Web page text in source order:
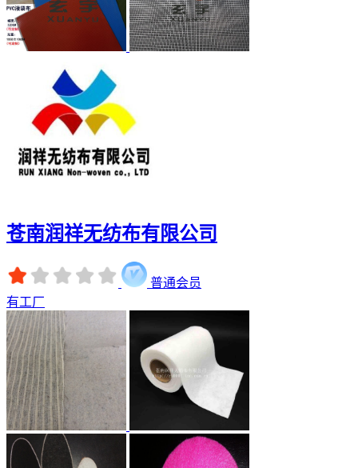
苍南润祥无纺布有限公司
普通会员
有工厂